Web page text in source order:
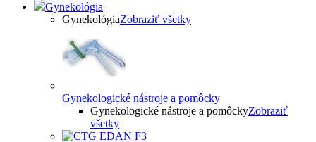
Gynekológia
GynekológiaZobraziť všetky
Gynekologické nástroje a pomôcky
Gynekologické nástroje a pomôckyZobraziť
všetky